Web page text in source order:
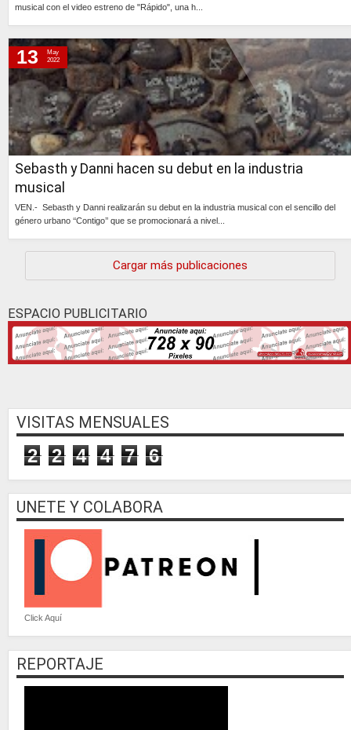
musical con el video estreno de "Rápido", una h...
Sebasth y Danni hacen su debut en la industria
musical
VEN.- Sebasth y Danni realizarán su debut en la industria musical con el sencillo del
género urbano ‘‘Contigo’’ que se promocionará a nivel...
13
May
2022
Cargar más publicaciones
ESPACIO PUBLICITARIO
VISITAS MENSUALES
2 2 4 4 7 6
UNETE Y COLABORA
Click Aquí
REPORTAJE